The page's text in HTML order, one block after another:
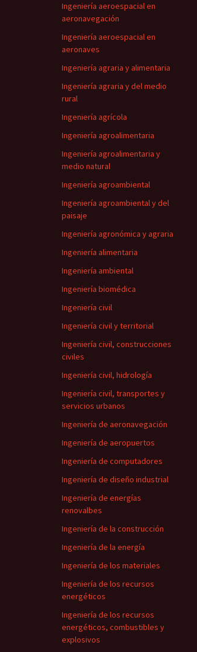
Ingeniería aeroespacial en
aeronavegación
Ingeniería aeroespacial en
aeronaves
Ingeniería agraria y alimentaria
Ingeniería agraria y del medio
rural
Ingeniería agrícola
Ingeniería agroalimentaria
Ingeniería agroalimentaria y
medio natural
Ingeniería agroambiental
Ingeniería agroambiental y del
paisaje
Ingeniería agronómica y agraria
Ingeniería alimentaria
Ingeniería ambiental
Ingeniería biomédica
Ingeniería civil
Ingeniería civil y territorial
Ingeniería civil, construcciones
civiles
Ingeniería civil, hidrología
Ingeniería civil, transportes y
servicios urbanos
Ingeniería de aeronavegación
Ingeniería de aeropuertos
Ingeniería de computadores
Ingeniería de diseño industrial
Ingeniería de energías
renovalbes
Ingeniería de la construcción
Ingeniería de la energía
Ingeniería de los materiales
Ingeniería de los recursos
energéticos
Ingeniería de los recursos
energéticos, combustibles y
explosivos